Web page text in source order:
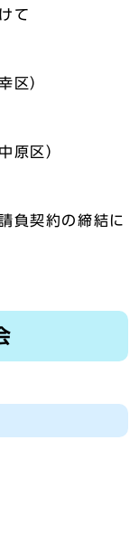
て
区）
原区）
負契約の締結に